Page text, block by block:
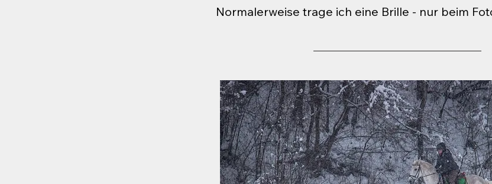
Normalerweise trage ich eine Brille - nur beim